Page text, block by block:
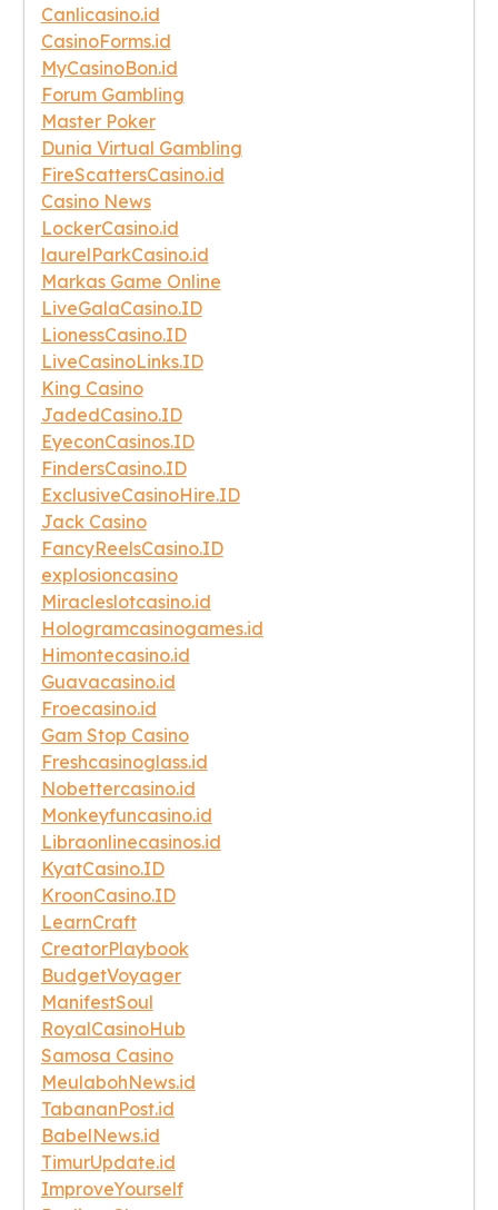
Canlicasino.id
CasinoForms.id
MyCasinoBon.id
Forum Gambling
Master Poker
Dunia Virtual Gambling
FireScattersCasino.id
Casino News
LockerCasino.id
laurelParkCasino.id
Markas Game Online
LiveGalaCasino.ID
LionessCasino.ID
LiveCasinoLinks.ID
King Casino
JadedCasino.ID
EyeconCasinos.ID
FindersCasino.ID
ExclusiveCasinoHire.ID
Jack Casino
FancyReelsCasino.ID
explosioncasino
Miracleslotcasino.id
Hologramcasinogames.id
Himontecasino.id
Guavacasino.id
Froecasino.id
Gam Stop Casino
Freshcasinoglass.id
Nobettercasino.id
Monkeyfuncasino.id
Libraonlinecasinos.id
KyatCasino.ID
KroonCasino.ID
LearnCraft
CreatorPlaybook
BudgetVoyager
ManifestSoul
RoyalCasinoHub
Samosa Casino
MeulabohNews.id
TabananPost.id
BabelNews.id
TimurUpdate.id
ImproveYourself